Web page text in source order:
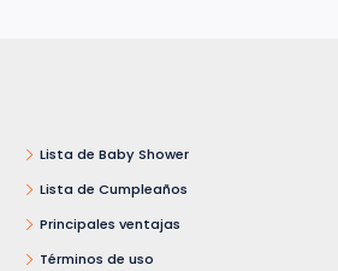
Lista de Baby Shower
Lista de Cumpleaños
Principales ventajas
Términos de uso